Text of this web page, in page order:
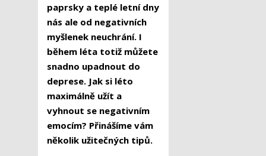
paprsky a teplé letní dny
nás ale od negativních
myšlenek neuchrání. I
během léta totiž můžete
snadno upadnout do
deprese. Jak si léto
maximálně užít a
vyhnout se negativním
emocím? Přinášíme vám
několik užitečných tipů.